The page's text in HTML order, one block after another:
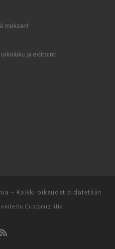
mukaan!
ja editointi
– Kaikki oikeudet pidätetään
Customizrilla